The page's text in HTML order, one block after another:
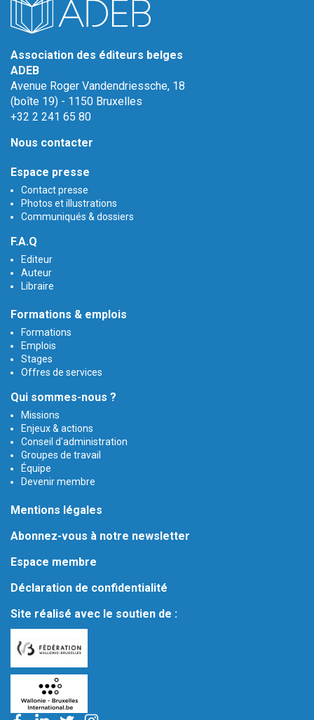
Association des éditeurs belges
ADEB
Avenue Roger Vandendriessche, 18
(boîte 19) - 1150 Bruxelles
+32 2 241 65 80
Nous contacter
Espace presse
Contact presse
Photos et illustrations
Communiqués & dossiers
F.A.Q
Editeur
Auteur
Libraire
Formations & emplois
Formations
Emplois
Stages
Offres de services
Qui sommes-nous ?
Missions
Enjeux & actions
Conseil d'administration
Groupes de travail
Équipe
Devenir membre
Mentions légales
Abonnez-vous à notre newsletter
Espace membre
Déclaration de confidentialité
Site réalisé avec le soutien de :